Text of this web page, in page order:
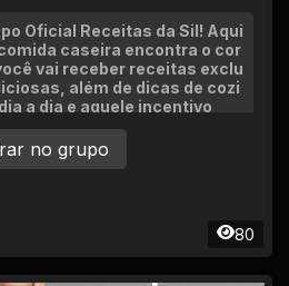
Oficial Receitas da Sil! Aqui
caseira encontra o cor
vai receber receitas exclu
além de dicas de cozi
a dia e aquele incentivo
80
no grupo